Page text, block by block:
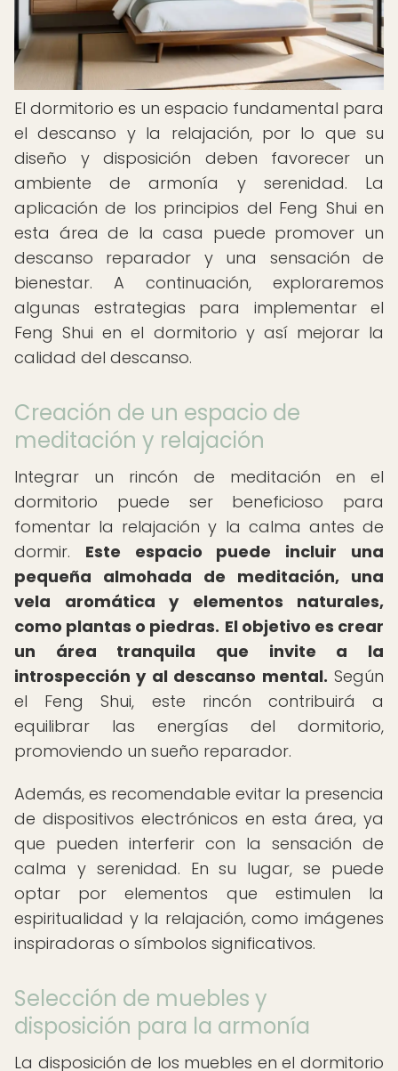
El dormitorio es un espacio fundamental para
el descanso y la relajación, por lo que su
diseño y disposición deben favorecer un
ambiente de armonía y serenidad. La
aplicación de los principios del Feng Shui en
esta área de la casa puede promover un
descanso reparador y una sensación de
bienestar. A continuación, exploraremos
algunas estrategias para implementar el
Feng Shui en el dormitorio y así mejorar la
calidad del descanso.
Creación de un espacio de
meditación y relajación
Integrar un rincón de meditación en el
dormitorio puede ser beneficioso para
fomentar la relajación y la calma antes de
dormir. Este espacio puede incluir una
pequeña almohada de meditación, una
vela aromática y elementos naturales,
como plantas o piedras. El objetivo es crear
un área tranquila que invite a la
introspección y al descanso mental. Según
el Feng Shui, este rincón contribuirá a
equilibrar las energías del dormitorio,
promoviendo un sueño reparador.
Además, es recomendable evitar la presencia
de dispositivos electrónicos en esta área, ya
que pueden interferir con la sensación de
calma y serenidad. En su lugar, se puede
optar por elementos que estimulen la
espiritualidad y la relajación, como imágenes
inspiradoras o símbolos significativos.
Selección de muebles y
disposición para la armonía
La disposición de los muebles en el dormitorio